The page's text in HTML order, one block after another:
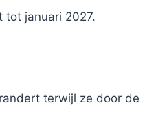
tot januari 2027.
terwijl ze door de